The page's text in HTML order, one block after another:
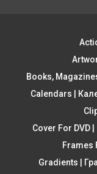
Books,
Calendars |
Cover For DVD
Frames
Gradients |